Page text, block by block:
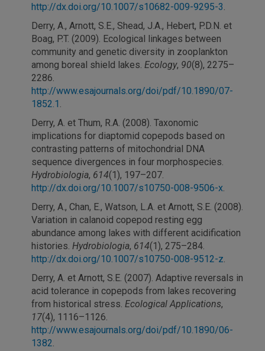
http://dx.doi.org/10.1007/s10682-009-9295-3.
Derry, A., Arnott, S.E., Shead, J.A., Hebert, P.D.N. et
Boag, P.T. (2009). Ecological linkages between
community and genetic diversity in zooplankton
among boreal shield lakes. Ecology, 90(8), 2275–
2286.
http://www.esajournals.org/doi/pdf/10.1890/07-
1852.1 .
Derry, A. et Thum, R.A. (2008). Taxonomic
implications for diaptomid copepods based on
contrasting patterns of mitochondrial DNA
sequence divergences in four morphospecies.
Hydrobiologia, 614(1), 197–207.
http://dx.doi.org/10.1007/s10750-008-9506-x.
Derry, A., Chan, E., Watson, L.A. et Arnott, S.E. (2008).
Variation in calanoid copepod resting egg
abundance among lakes with different acidification
histories. Hydrobiologia, 614(1), 275–284.
http://dx.doi.org/10.1007/s10750-008-9512-z.
Derry, A. et Arnott, S.E. (2007). Adaptive reversals in
acid tolerance in copepods from lakes recovering
from historical stress. Ecological Applications,
17(4), 1116–1126.
http://www.esajournals.org/doi/pdf/10.1890/06-
1382.